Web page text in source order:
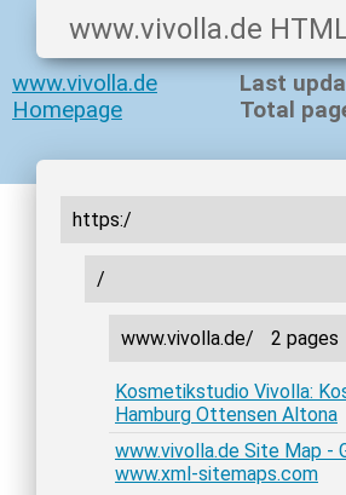
www.vivolla.de
Last
Total
www.vivolla.de
Homepage
https:/
/
www.vivolla.de/ 2 pages
Kosmetikstudio Vivolla:
Hamburg Ottensen Altona
www.vivolla.de Site Map -
www.xml-sitemaps.com